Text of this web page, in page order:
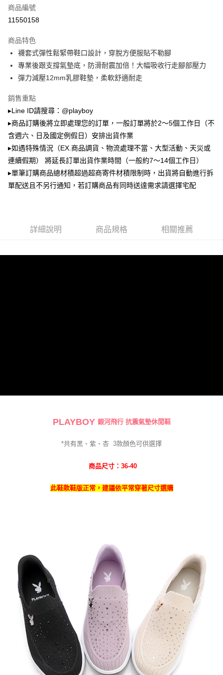
成交易。
3.實際核准額度、可分期數及費用金額請依後續交易確認頁面所載為準。
消。如遇「轉專審核」未通過狀況，表示未達大哥付你分期系統評分，恕無
法說明評估內容。
【繳款方式說明】
1.分期款項不併入電信帳單，「大哥付你分期」於每月結算日後寄送繳費提
2.透過簡訊連結打開帳單後，可選擇「超商條碼／台灣大直營門市／銀行轉
【注意事項】
1.本服務係由「台灣大哥大股份有限公司」（以下簡稱本公司）所提供，讓
用戶於交易時，得透過本服務購買商品或服務，並由商店將買賣／分期付款
買賣價金債權讓與本公司後，依約使用本公司帳單繳交帳款。
2.基於同意付款使用「大哥付你分期」之契約關係目的，商店將以您的個人
資料（包含姓名、電話或地址）提供予台灣大哥大進項蒐集、處理及利用，
由本公司與您本人進行分期帳單所需資料之確認、核對及更正。
3.完整用戶服務條款，請詳閱以下連結：https://oppay.tw/userRule
運送方式
全家取貨付款
付款後全家取貨
每筆NT$100，滿NT$700(含以上)免運費
每筆NT$100，滿NT$900(含以上)免運費
付款後萊爾富取貨
7-11取貨付款
每筆NT$100，滿NT$900(含以上)免運費
付款後7-11取貨
每筆NT$100，滿NT$700(含以上)免運費
商品編號
11550158
商品特色
襪套式彈性鬆緊帶鞋口設計，穿脫方便服貼不勒腳
專業後跟支撐氣墊底，防滑耐震加倍！大幅吸收行走腳部壓力
彈力減壓12mm乳膠鞋墊，柔軟舒適耐走
銷售重點
▸Line ID請搜尋：@playboy
▸商品訂購後將立即處理您的訂單，一般訂單將於2～5個工作日（不
含週六、日及國定例假日）安排出貨作業
▸如遇特殊情況（EX.商品調貨、物流處理不當、大型活動、天災或
連續假期） 將延長訂單出貨作業時間（一般約7～14個工作日）
▸單筆訂購商品總材積超過超商寄件材積限制時，出貨將自動進行拆
單配送且不另行通知，若訂購商品有同時送達需求請選擇宅配
詳細說明 商品規格 相關推薦
PLAYBOY 銀河飛行 抗震氣墊休閒鞋
*共有黑、紫、杏 3款顏色可供選擇
商品尺寸：36-40
此鞋款鞋版正常，建議依平常穿著尺寸選購